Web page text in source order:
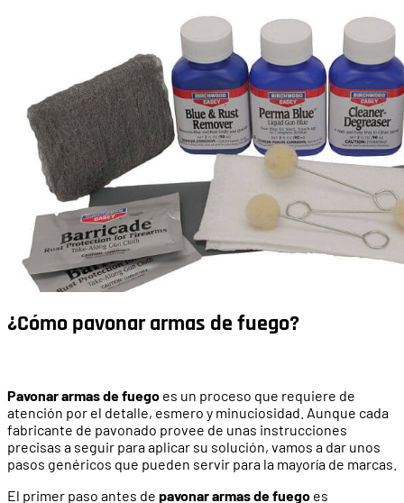
¿Cómo pavonar armas de fuego?
Pavonar armas de fuego es un proceso que requiere de
atención por el detalle, esmero y minuciosidad. Aunque cada
fabricante de pavonado provee de unas instrucciones
precisas a seguir para aplicar su solución, vamos a dar unos
pasos genéricos que pueden servir para la mayoría de marcas.
El primer paso antes de pavonar armas de fuego es